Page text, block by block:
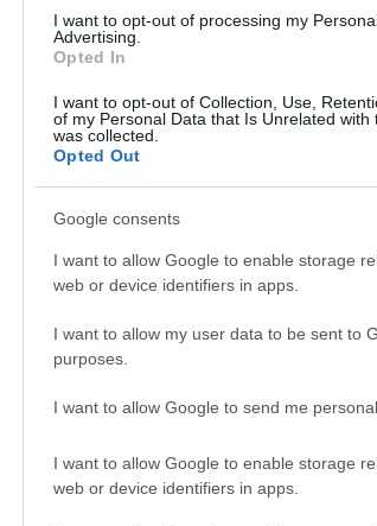
I want to opt-out of processing my
Advertising.
Opted In
I want to opt-out of Collection, Use,
of my Personal Data that Is Unrelated
was collected.
Opted Out
Google consents
I want to allow Google to enable storage
web or device identifiers in apps.
I want to allow my user data to be sent to
purposes.
I want to allow Google to send me
I want to allow Google to enable storage
web or device identifiers in apps.